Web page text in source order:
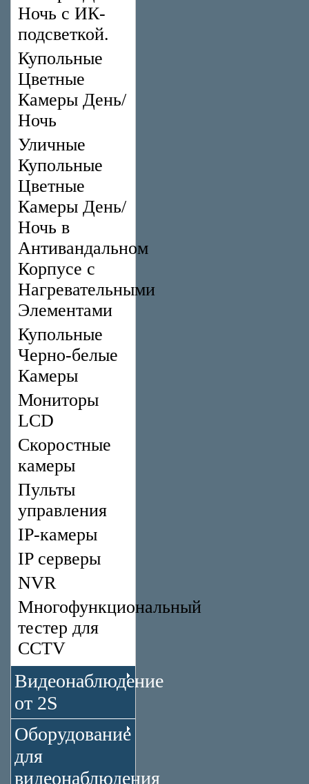
Ночь с ИК-
подсветкой.
Купольные
Цветные
Камеры День/
Ночь
Уличные
Купольные
Цветные
Камеры День/
Ночь в
Антивандальном
Корпусе с
Нагревательными
Элементами
Купольные
Черно-белые
Камеры
Мониторы
LCD
Скоростные
камеры
Пульты
управления
IP-камеры
IP серверы
NVR
Многофункциональный
тестер для
CCTV
Видеонаблюдение
от 2S
Оборудование
для
видеонаблюдения